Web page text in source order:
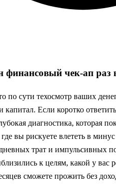
финансовый чек‑ап раз
по сути техосмотр ваших
капитал. Если коротко
диагностика, которая
вы рискуете влететь в
трат и импульсивных
к целям, какой у вас
сможете прожить без